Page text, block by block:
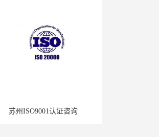
ISO环境体系认证